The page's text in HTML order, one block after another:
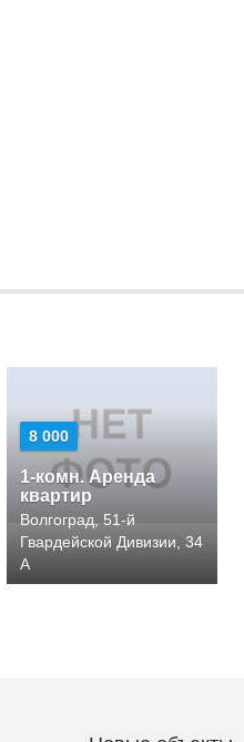
8 000
1-комн. Аренда
квартир
Волгоград, 51-й
Гвардейской Дивизии, 34
А